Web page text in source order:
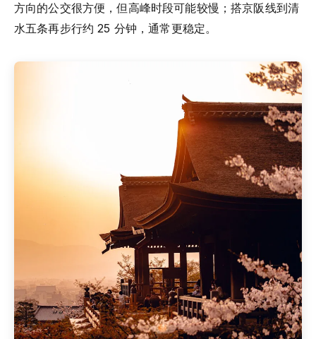
方向的公交很方便，但高峰时段可能较慢；搭京阪线到清
水五条再步行约 25 分钟，通常更稳定。